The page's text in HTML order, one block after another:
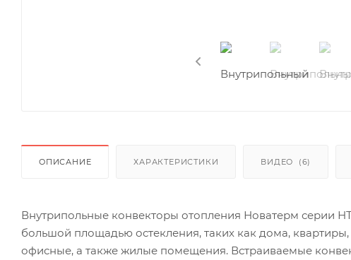
ОПИСАНИЕ ХАРАКТЕРИСТИКИ ВИДЕО (6)
Внутрипольные конвекторы отопления Новатерм серии
большой площадью остекления, таких как дома,
офисные, а также жилые помещения. Встраиваемые